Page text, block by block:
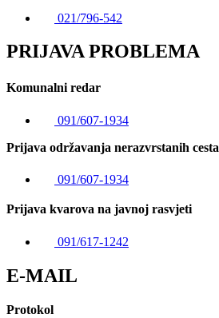
021/796-542
PRIJAVA PROBLEMA
Komunalni redar
091/607-1934
Prijava održavanja nerazvrstanih cesta
091/607-1934
Prijava kvarova na javnoj rasvjeti
091/617-1242
E-MAIL
Protokol